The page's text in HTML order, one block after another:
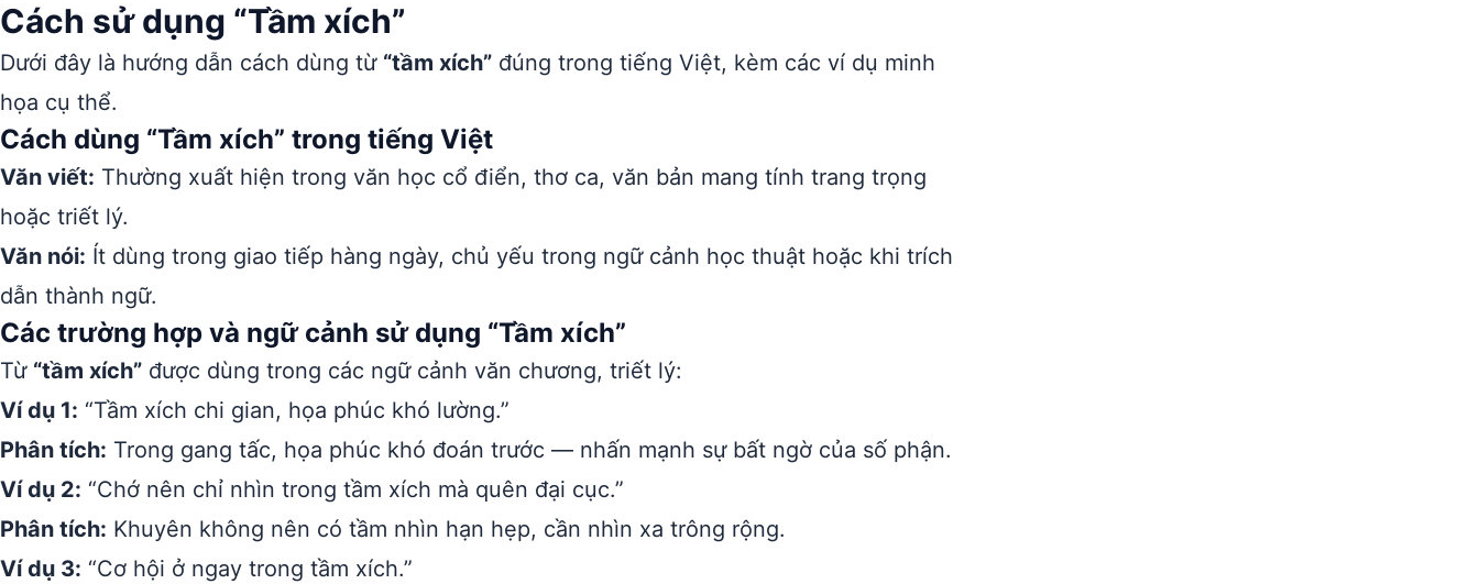
Cách sử dụng “Tầm xích”
Dưới đây là hướng dẫn cách dùng từ “tầm xích” đúng trong tiếng Việt, kèm các ví dụ minh
họa cụ thể.
Cách dùng “Tầm xích” trong tiếng Việt
Văn viết: Thường xuất hiện trong văn học cổ điển, thơ ca, văn bản mang tính trang trọng
hoặc triết lý.
Văn nói: Ít dùng trong giao tiếp hàng ngày, chủ yếu trong ngữ cảnh học thuật hoặc khi trích
dẫn thành ngữ.
Các trường hợp và ngữ cảnh sử dụng “Tầm xích”
Từ “tầm xích” được dùng trong các ngữ cảnh văn chương, triết lý:
Ví dụ 1: “Tầm xích chi gian, họa phúc khó lường.”
Phân tích: Trong gang tấc, họa phúc khó đoán trước — nhấn mạnh sự bất ngờ của số phận.
Ví dụ 2: “Chớ nên chỉ nhìn trong tầm xích mà quên đại cục.”
Phân tích: Khuyên không nên có tầm nhìn hạn hẹp, cần nhìn xa trông rộng.
Ví dụ 3: “Cơ hội ở ngay trong tầm xích.”